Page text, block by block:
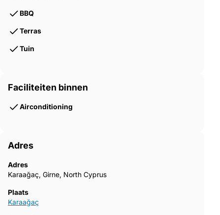
BBQ
Terras
Tuin
Faciliteiten binnen
Airconditioning
Adres
Adres
Karaağaç, Girne, North Cyprus
Plaats
Karaağaç